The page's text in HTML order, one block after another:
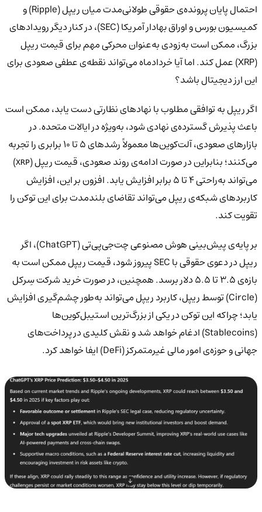
احتمال پایان پرونده‌ی حقوقی طولانی‌مدت میان ریپل (Ripple) و
کمیسیون بورس و اوراق بهادار آمریکا (SEC)، در کنار دیگر رویدادهای
بزرگ، ممکن است به‌زودی به‌عنوان محرکی مهم برای قیمت ریپل
(XRP) عمل کند. اما آیا خردادماه می‌تواند نقطه‌ی عطفی صعودی برای
این ارز دیجیتال باشد؟
اگر ریپل به توافقی مطلوب با نهادهای نظارتی دست یابد، ممکن است
باعث پذیرش گسترده‌ی نهادی شود، به‌ویژه در ایالات متحده. در
بازارهای صعودی، آلت‌کوین‌ها معمولاً رشدهای ۵ تا ۱۰ برابری را تجربه
می‌کنند؛ بنابراین در صورت ادامه‌ی روند صعودی، قیمت ریپل ( XRP
)
می‌تواند به‌راحتی ۴ تا ۵ برابر افزایش یابد. افزون بر این، افزایش
کاربردهای شبکه‌ی ریپل می‌تواند تقاضای بلندمدت برای این توکن را
تقویت کند.
بر پایه‌ی پیش‌بینی هوش مصنوعی چت‌جی‌پی‌تی (ChatGPT)، اگر
ریپل در دعوی حقوقی با SEC پیروز شود، قیمت ریپل ممکن است به
بازه‌ی ۳.۵ تا ۵.۵ دلار برسد. همچنین، در صورت خرید شرکت سِرکل
(Circle) توسط ریپل، کاربرد ریپل می‌تواند به‌طور چشم‌گیری افزایش
یابد؛ چراکه این توکن در یکی از بزرگ‌ترین استیبل‌کوین‌ها
(Stablecoins) ادغام خواهد شد و نقش کلیدی در پرداخت‌های
جهانی و حوزه‌ی امور مالی غیرمتمرکز (DeFi) ایفا خواهد کرد.